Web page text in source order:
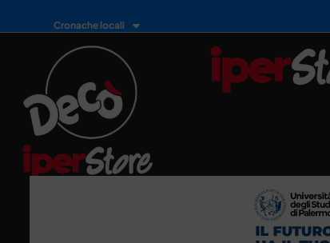
Cronache locali